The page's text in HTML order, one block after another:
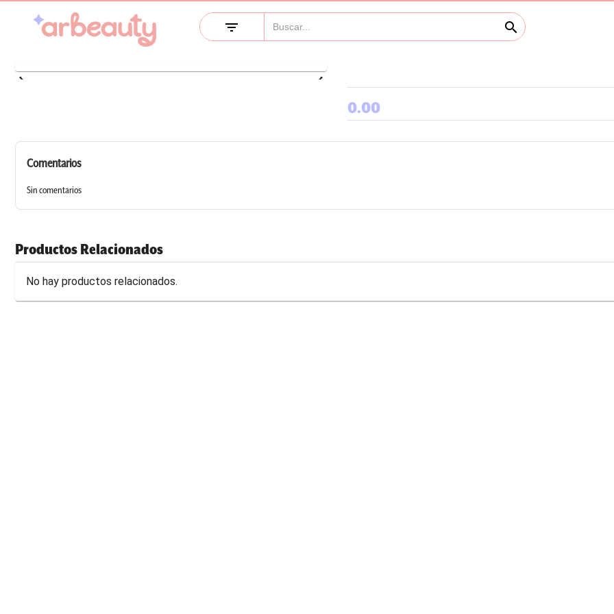
filter_list search
keyboard_arrow_left keyboard_arrow_right
0.00
Comentarios
Sin comentarios
Productos Relacionados
No hay productos relacionados.